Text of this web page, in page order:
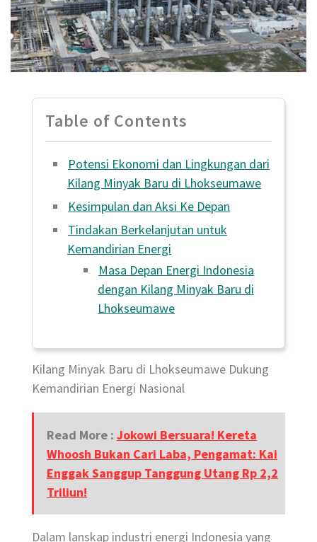
Table of Contents
Potensi Ekonomi dan Lingkungan dari
Kilang Minyak Baru di Lhokseumawe
Kesimpulan dan Aksi Ke Depan
Tindakan Berkelanjutan untuk
Kemandirian Energi
Masa Depan Energi Indonesia
dengan Kilang Minyak Baru di
Lhokseumawe
Kilang Minyak Baru di Lhokseumawe Dukung
Kemandirian Energi Nasional
Read More : Jokowi Bersuara! Kereta
Whoosh Bukan Cari Laba, Pengamat: Kai
Enggak Sanggup Tanggung Utang Rp 2,2
Triliun!
Dalam lanskap industri energi Indonesia yang